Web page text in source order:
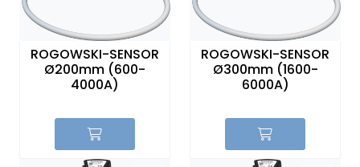
ROGOWSKI-SENSOR
Ø200mm (600-
4000A)
ROGOWSKI-SENSOR
Ø300mm (1600-
6000A)